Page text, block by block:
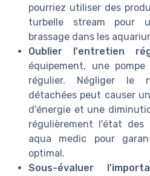
pourriez utiliser des
turbelle stream pour
brassage dans les
Oublier l'entretien
équipement, une
régulier. Négliger le
détachées peut causer
d'énergie et une
régulièrement l'état des
aqua medic pour
optimal.
Sous-évaluer